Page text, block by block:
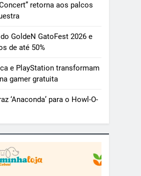
retorna aos palcos
GoldeN GatoFest 2026 e
de até 50%
e PlayStation transformam
gamer gratuita
‘Anaconda’ para o Howl-O-